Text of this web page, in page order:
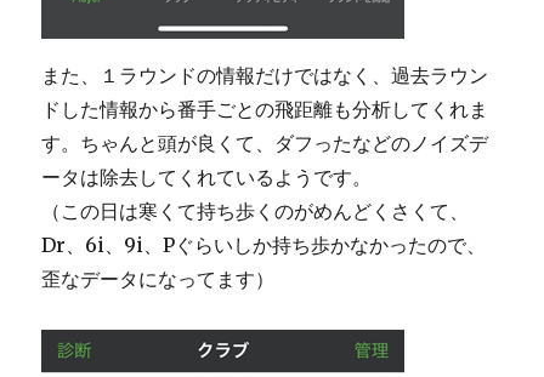
また、１ラウンドの情報だけではなく、過去ラウン
ドした情報から番手ごとの飛距離も分析してくれま
す。ちゃんと頭が良くて、ダフったなどのノイズデ
ータは除去してくれているようです。
（この日は寒くて持ち歩くのがめんどくさくて、
Dr、6i、9i、Pぐらいしか持ち歩かなかったので、
歪なデータになってます）